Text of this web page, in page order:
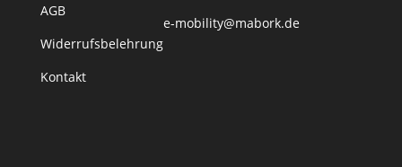
AGB
Widerrufsbelehrung
Kontakt
e-mobility@mabork.de